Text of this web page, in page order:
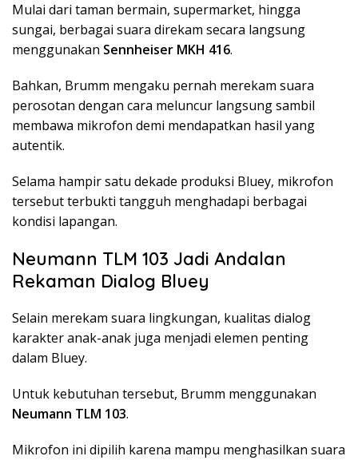
Mulai dari taman bermain, supermarket, hingga
sungai, berbagai suara direkam secara langsung
menggunakan Sennheiser MKH 416.
Bahkan, Brumm mengaku pernah merekam suara
perosotan dengan cara meluncur langsung sambil
membawa mikrofon demi mendapatkan hasil yang
autentik.
Selama hampir satu dekade produksi Bluey, mikrofon
tersebut terbukti tangguh menghadapi berbagai
kondisi lapangan.
Neumann TLM 103 Jadi Andalan
Rekaman Dialog Bluey
Selain merekam suara lingkungan, kualitas dialog
karakter anak-anak juga menjadi elemen penting
dalam Bluey.
Untuk kebutuhan tersebut, Brumm menggunakan
Neumann TLM 103.
Mikrofon ini dipilih karena mampu menghasilkan suara